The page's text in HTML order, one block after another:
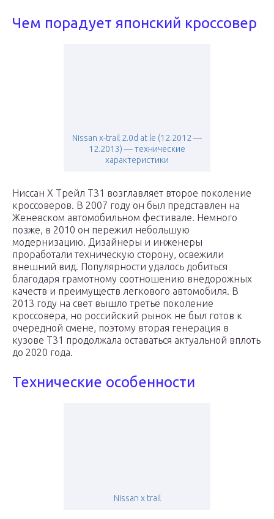
Чем порадует японский кроссовер
Nissan x-trail 2.0d at le (12.2012 —
12.2013) — технические
характеристики
Ниссан Х Трейл Т31 возглавляет второе поколение
кроссоверов. В 2007 году он был представлен на
Женевском автомобильном фестивале. Немного
позже, в 2010 он пережил небольшую
модернизацию. Дизайнеры и инженеры
проработали техническую сторону, освежили
внешний вид. Популярности удалось добиться
благодаря грамотному соотношению внедорожных
качеств и преимуществ легкового автомобиля. В
2013 году на свет вышло третье поколение
кроссовера, но российский рынок не был готов к
очередной смене, поэтому вторая генерация в
кузове Т31 продолжала оставаться актуальной вплоть
до 2020 года.
Технические особенности
Nissan x trail